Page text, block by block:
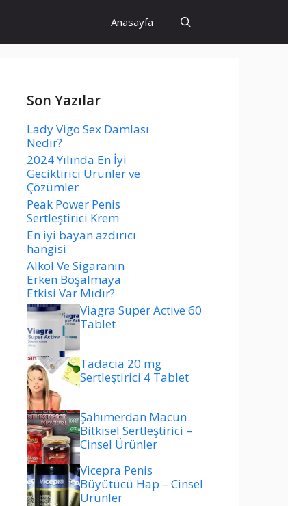
Anasayfa
Son Yazılar
Lady Vigo Sex Damlası
Nedir?
2024 Yılında En İyi
Geciktirici Ürünler ve
Çözümler
Peak Power Penis
Sertleştirici Krem
En iyi bayan azdırıcı
hangisi
Alkol Ve Sigaranın
Erken Boşalmaya
Etkisi Var Mıdır?
Viagra Super Active 60
Tablet
Tadacia 20 mg
Sertleştirici 4 Tablet
Şahımerdan Macun
Bitkisel Sertleştirici –
Cinsel Ürünler
Vicepra Penis
Büyütücü Hap – Cinsel
Ürünler